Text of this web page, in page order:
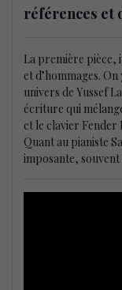
références et
La première pièce,
et d’hommages.
univers de Yussef
écriture qui
et le clavier Fender
Quant au pianiste
imposante,